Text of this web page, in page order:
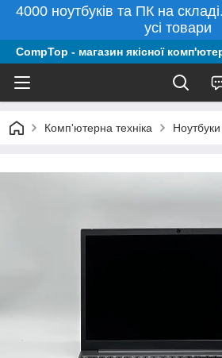
4000 ноутбуків та ПК на
усі товари
CompTop - магазин якісної
Комп'ютерна техніка Ноутбуки